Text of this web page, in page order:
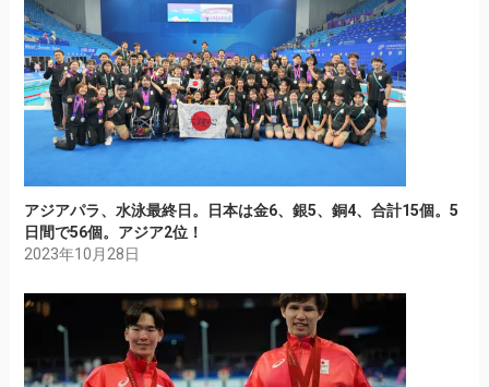
アジアパラ、水泳最終日。日本は金6、銀5、銅4、合計15個。5
日間で56個。アジア2位！
2023年10月28日